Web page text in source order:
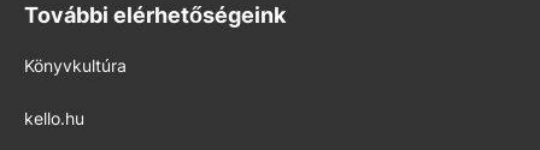
További elérhetőségeink
Könyvkultúra
kello.hu